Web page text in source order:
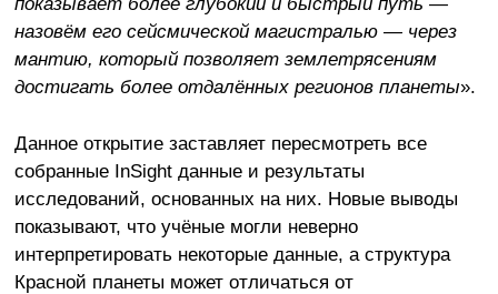
назовём его сейсмической магистралью — через
мантию, который позволяет землетрясениям
достигать более отдалённых регионов планеты».
Данное открытие заставляет пересмотреть все
собранные InSight данные и результаты
исследований, основанных на них. Новые выводы
показывают, что учёные могли неверно
интерпретировать некоторые данные, а структура
Красной планеты может отличаться от